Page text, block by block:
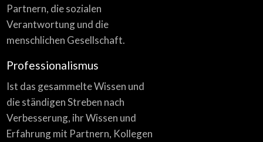
Partnern, die sozialen
Verantwortung und die
menschlichen Gesellschaft.
Professionalismus
Ist das gesammelte Wissen und
die ständigen Streben nach
Verbesserung, ihr Wissen und
Erfahrung mit Partnern, Kollegen